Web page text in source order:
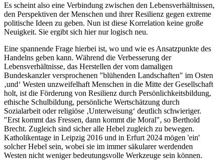
Es scheint also eine Verbindung zwischen den Lebensverhältnissen,
den Perspektiven der Menschen und ihrer Resilienz gegen extreme
politische Ideen zu geben. Nun ist diese Korrelation keine große
Neuigkeit. Sie ergibt sich hier nur logisch neu.
Eine spannende Frage hierbei ist, wo und wie es Ansatzpunkte des
Handelns geben kann. Während die Verbesserung der
Lebensverhältnisse, das Herstellen der vom damaligen
Bundeskanzler versprochenen "blühenden Landschaften" im Osten
‚und‘ Westen unzweifelhaft Menschen in die Mitte der Gesellschaft
holt, ist die Förderung von Resilienz durch Persönlichkeitsbildung,
ethische Schulbildung, persönliche Wertschätzung durch
Sozialarbeit oder religiöse ‚Unterweisung‘ deutlich schwieriger.
"Erst kommt das Fressen, dann kommt die Moral", so Berthold
Brecht. Zugleich sind sicher alle Hebel zugleich zu bewegen.
Katholikentage in Leipzig 2016 und in Erfurt 2024 mögen 'ein'
solcher Hebel sein, wobei sie im immer säkularer werdenden
Westen nicht weniger bedeutungsvolle Werkzeuge sein können.